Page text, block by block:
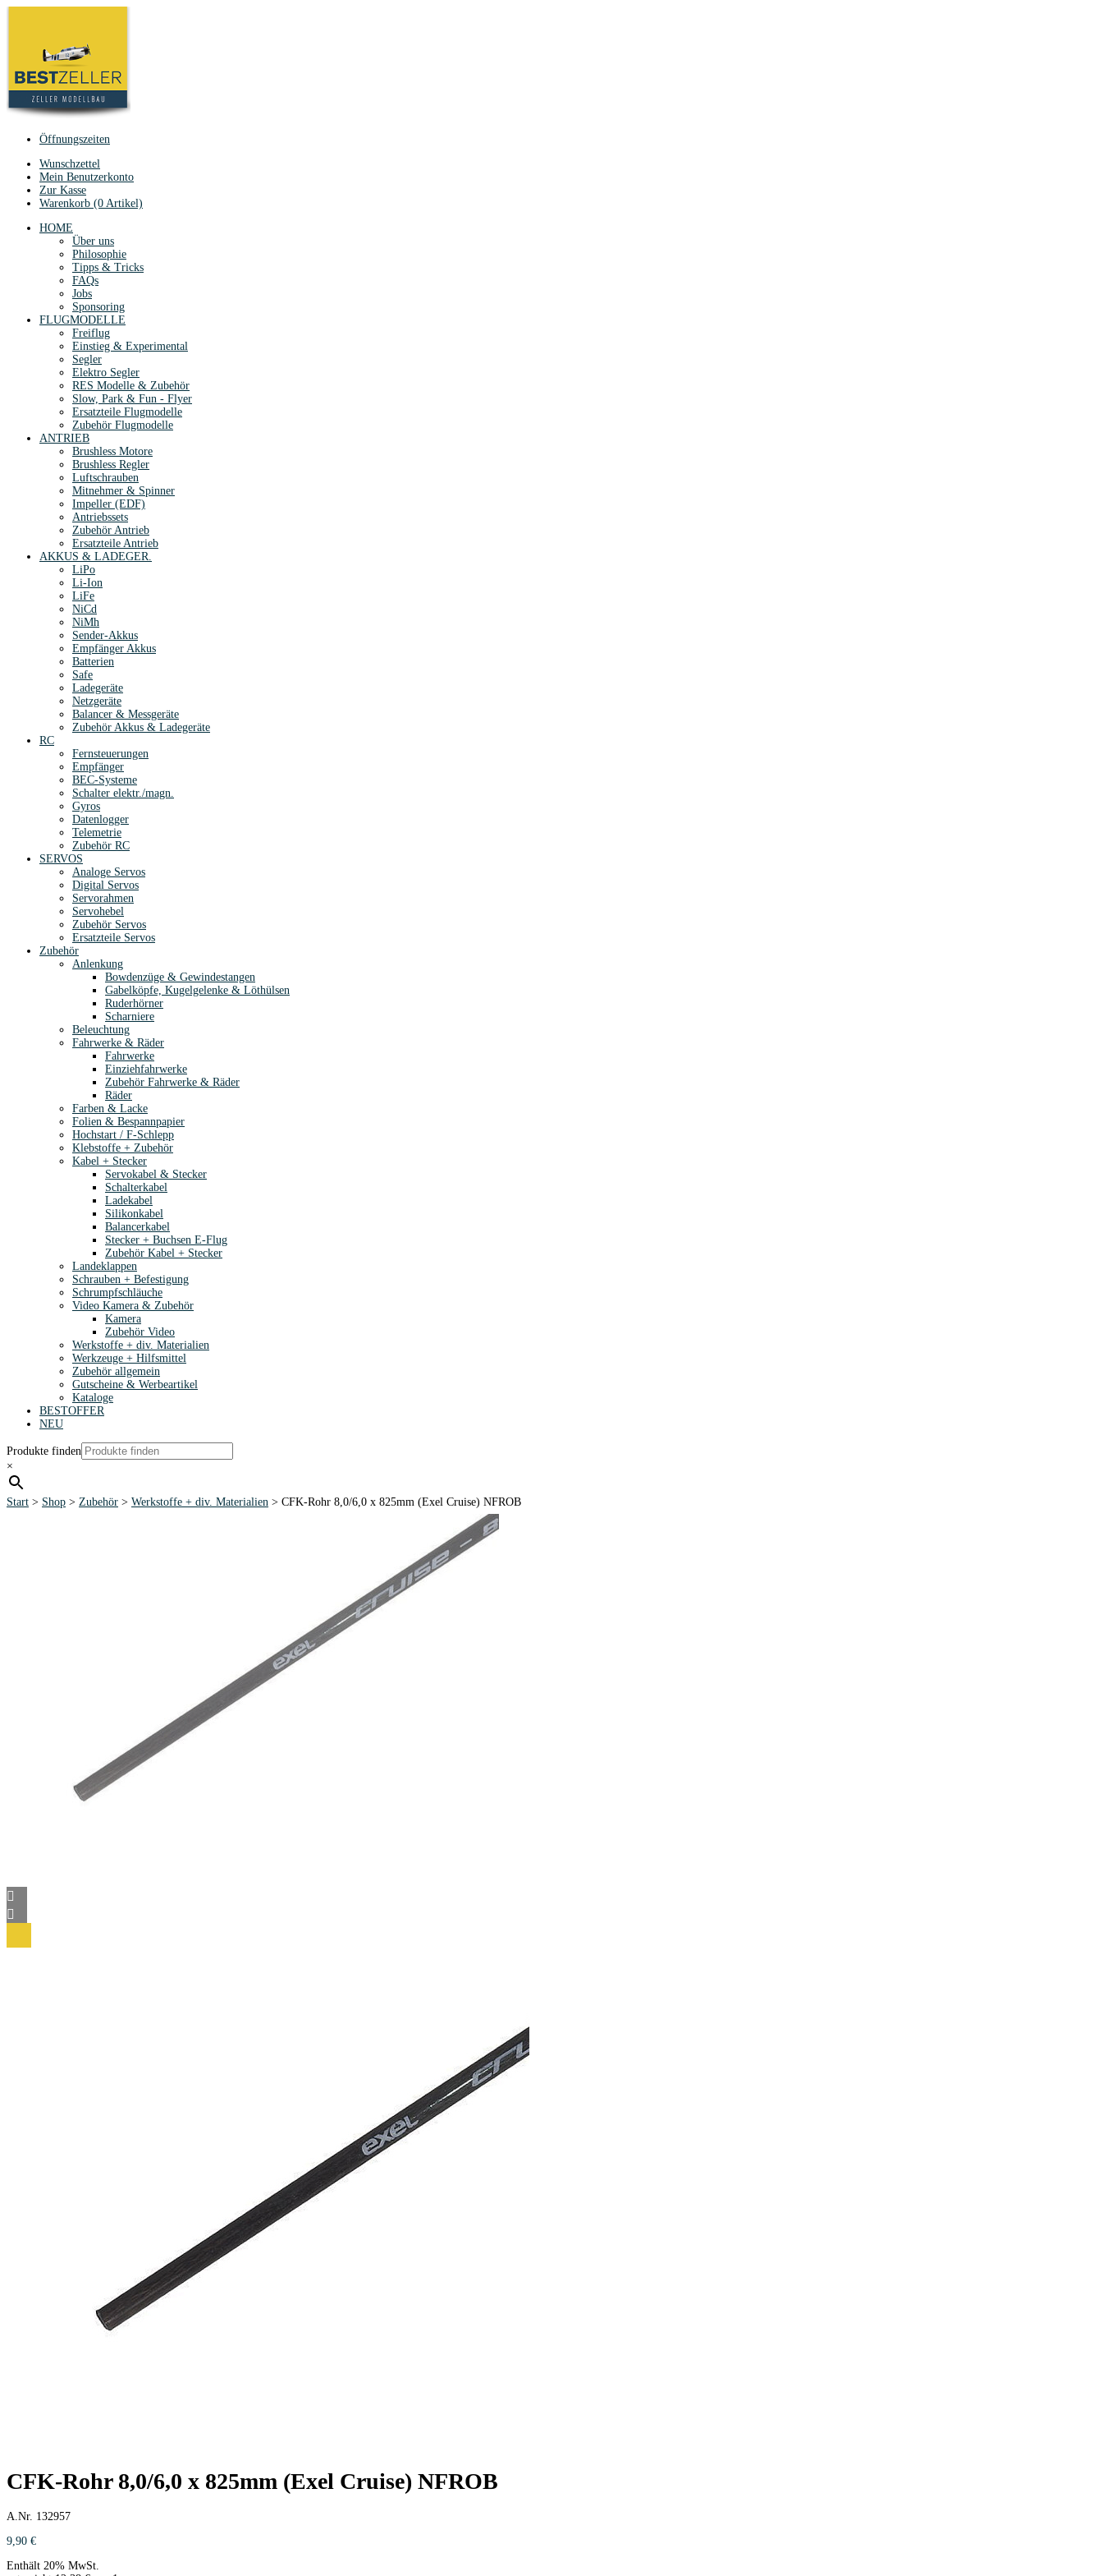
Öffnungszeiten
Wunschzettel
Mein Benutzerkonto
Zur Kasse
Warenkorb (0 Artikel)
HOME
Über uns
Philosophie
Tipps & Tricks
FAQs
Jobs
Sponsoring
FLUGMODELLE
Freiflug
Einstieg & Experimental
Segler
Elektro Segler
RES Modelle & Zubehör
Slow, Park & Fun - Flyer
Ersatzteile Flugmodelle
Zubehör Flugmodelle
ANTRIEB
Brushless Motore
Brushless Regler
Luftschrauben
Mitnehmer & Spinner
Impeller (EDF)
Antriebssets
Zubehör Antrieb
Ersatzteile Antrieb
AKKUS & LADEGER.
LiPo
Li-Ion
LiFe
NiCd
NiMh
Sender-Akkus
Empfänger Akkus
Batterien
Safe
Ladegeräte
Netzgeräte
Balancer & Messgeräte
Zubehör Akkus & Ladegeräte
RC
Fernsteuerungen
Empfänger
BEC-Systeme
Schalter elektr./magn.
Gyros
Datenlogger
Telemetrie
Zubehör RC
SERVOS
Analoge Servos
Digital Servos
Servorahmen
Servohebel
Zubehör Servos
Ersatzteile Servos
Zubehör
Anlenkung
Bowdenzüge & Gewindestangen
Gabelköpfe, Kugelgelenke & Löthülsen
Ruderhörner
Scharniere
Beleuchtung
Fahrwerke & Räder
Fahrwerke
Einziehfahrwerke
Zubehör Fahrwerke & Räder
Räder
Farben & Lacke
Folien & Bespannpapier
Hochstart / F-Schlepp
Klebstoffe + Zubehör
Kabel + Stecker
Servokabel & Stecker
Schalterkabel
Ladekabel
Silikonkabel
Balancerkabel
Stecker + Buchsen E-Flug
Zubehör Kabel + Stecker
Landeklappen
Schrauben + Befestigung
Schrumpfschläuche
Video Kamera & Zubehör
Kamera
Zubehör Video
Werkstoffe + div. Materialien
Werkzeuge + Hilfsmittel
Zubehör allgemein
Gutscheine & Werbeartikel
Kataloge
BESTOFFER
NEU
Produkte finden
×
Start > Shop > Zubehör > Werkstoffe + div. Materialien > CFK-Rohr 8,0/6,0 x 825mm (Exel Cruise) NFROB
CFK-Rohr 8,0/6,0 x 825mm (Exel Cruise) NFROB
A.Nr. 132957
9,90 €
Enthält 20% MwSt.